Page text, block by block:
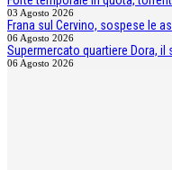
03 Agosto 2026
Frana sul Cervino, sospese le
06 Agosto 2026
Supermercato quartiere Dora,
06 Agosto 2026